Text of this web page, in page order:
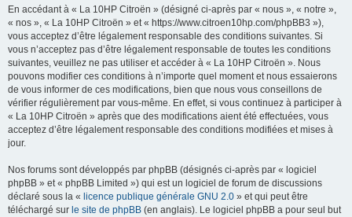
En accédant à « La 10HP Citroën » (désigné ci-après par « nous », « notre »,
« nos », « La 10HP Citroën » et « https://www.citroen10hp.com/phpBB3 »),
vous acceptez d’être légalement responsable des conditions suivantes. Si
vous n’acceptez pas d’être légalement responsable de toutes les conditions
suivantes, veuillez ne pas utiliser et accéder à « La 10HP Citroën ». Nous
pouvons modifier ces conditions à n’importe quel moment et nous essaierons
de vous informer de ces modifications, bien que nous vous conseillons de
vérifier régulièrement par vous-même. En effet, si vous continuez à participer à
« La 10HP Citroën » après que des modifications aient été effectuées, vous
acceptez d’être légalement responsable des conditions modifiées et mises à
jour.
Nos forums sont développés par phpBB (désignés ci-après par « logiciel
phpBB » et « phpBB Limited ») qui est un logiciel de forum de discussions
déclaré sous la « licence publique générale GNU 2.0 » et qui peut être
téléchargé sur le site de phpBB (en anglais). Le logiciel phpBB a pour seul but